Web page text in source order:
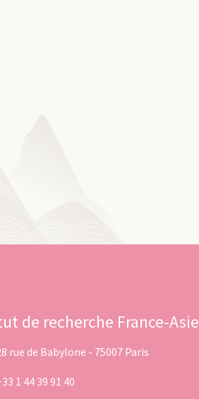
de recherche France-Asie
rue de Babylone - 75007 Paris
1 44 39 91 40